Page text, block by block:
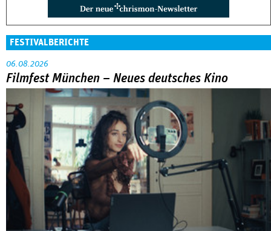
FESTIVALBERICHTE
06.08.2026
Filmfest München – Neues deutsches Kino